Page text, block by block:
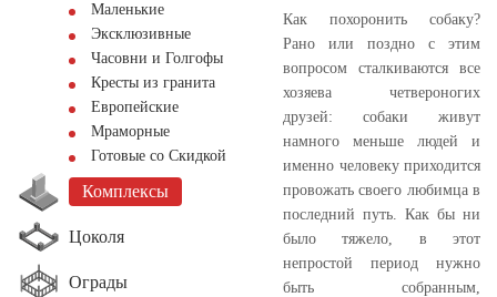
Маленькие
Эксклюзивные
Часовни и Голгофы
Кресты из гранита
Европейские
Мраморные
Готовые со Скидкой
Комплексы
Цоколя
Ограды
Как похоронить собаку?
Рано или поздно с этим
вопросом сталкиваются все
хозяева четвероногих
друзей: собаки живут
намного меньше людей и
именно человеку приходится
провожать своего любимца в
последний путь. Как бы ни
было тяжело, в этот
непростой период нужно
быть собранным,